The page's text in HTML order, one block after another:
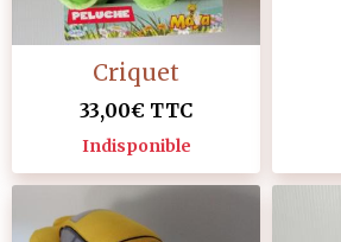
Criquet
33,00€ TTC
Indisponible